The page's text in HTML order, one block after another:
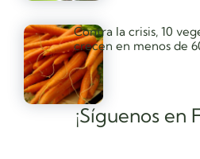
¡Síguenos en
Contra la crisis, 10
crecen en menos de